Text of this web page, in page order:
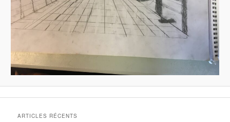
ARTICLES RÉCENTS